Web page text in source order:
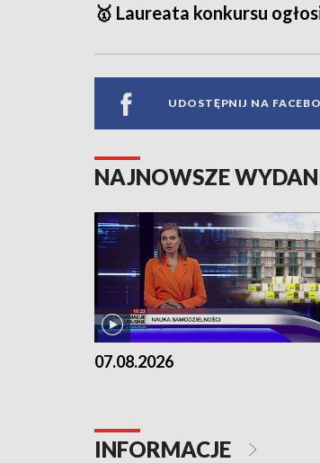
🥇 Laureata konkursu
UDOSTĘPNIJ NA
NAJNOWSZE
07.08.2026
INFORMACJE